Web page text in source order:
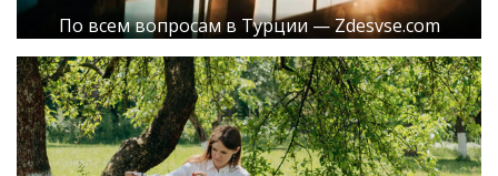
По всем вопросам в Турции — Zdesvse.com